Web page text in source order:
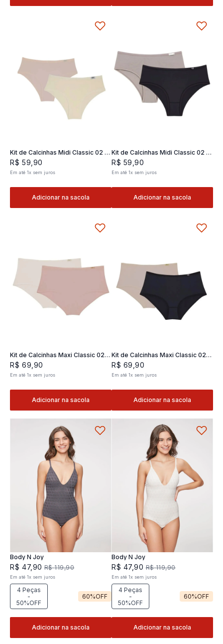
Kit de Calcinhas Midi Classic 02 -
2 und
R$ 59 90
Em até1x sem juros
Adicionar na sacola
Kit de Calcinhas Midi Classic 02 -
2 und
R$ 59 ,90
Em até 1x sem juros
Adicionar na sacola
Kit de Calcinhas Maxi Classic 02 -
2 und
R$ 69 90
Em até1x sem juros
Adicionar na sacola
Kit de Calcinhas Maxi Classic 02 -
2 und
R$ 69 ,90
Em até 1x sem juros
Adicionar na sacola
Body N Joy
R$ 47,90 R$ 119,90
Em até1x sem juros
4 Peças
-
50%OFF
60%OFF
Adicionar na sacola
Body N Joy
R$ 47,90 R$ 119,90
Em até 1x sem juros
4 Peças
-
50%OFF
60%OFF
Adicionar na sacola